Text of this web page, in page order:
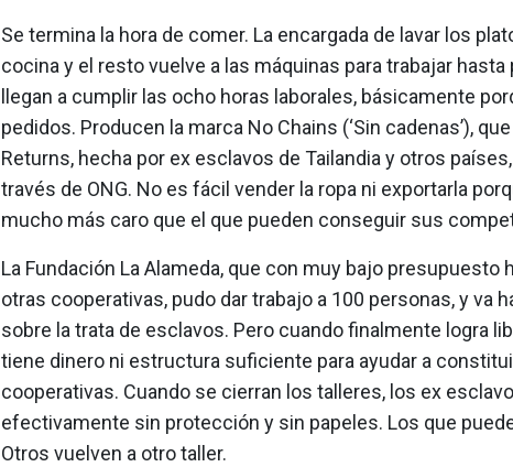
Se termina la hora de comer. La encargada de lavar los
cocina y el resto vuelve a las máquinas para trabajar
llegan a cumplir las ocho horas laborales, básicamente
pedidos. Producen la marca No Chains (‘Sin cadenas’),
Returns, hecha por ex esclavos de Tailandia y otros
través de ONG. No es fácil vender la ropa ni exportarla
mucho más caro que el que pueden conseguir sus
La Fundación La Alameda, que con muy bajo presupuesto
otras cooperativas, pudo dar trabajo a 100 personas, y va
sobre la trata de esclavos. Pero cuando finalmente logra
tiene dinero ni estructura suficiente para ayudar a
cooperativas. Cuando se cierran los talleres, los ex
efectivamente sin protección y sin papeles. Los que
Otros vuelven a otro taller.